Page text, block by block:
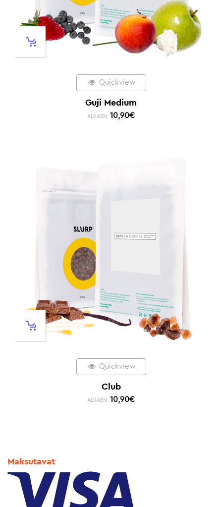
Quickview
Guji Medium
ALKAEN: 10,90€
Quickview
Club
ALKAEN: 10,90€
Maksutavat